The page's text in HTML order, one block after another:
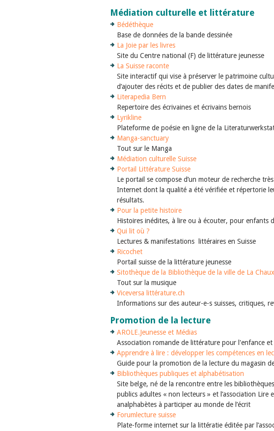
Médiation culturelle et littérature
Bédéthèque
Base de données de la bande dessinée
La Joie par les livres
Site du Centre national (F) de littérature jeunesse
La Suisse raconte
Site interactif qui vise à préserver le patrimoine
d’ajouter des récits et de publier des dates de
Literapedia Bern
Repertoire des écrivaines et écrivains bernois
Lyrikline
Plateforme de poésie en ligne de la
Manga-sanctuary
Tout sur le Manga
Médiation culturelle Suisse
Portail Littérature Suisse
Le portail se compose d’un moteur de recherche
Internet dont la qualité a été vérifiée et répertorie
résultats.
Pour la petite histoire
Histoires inédites, à lire ou à écouter, pour enfants
Qui lit où ?
Lectures & manifestations littéraires en Suisse
Ricochet
Portail suisse de la littérature jeunesse
Sitothèque de la Bibliothèque de la ville de La
Tout sur la musique
Viceversa littérature.ch
Informations sur des auteur-e-s suisses, critiques,
Promotion de la lecture
AROLE.Jeunesse et Médias
Association romande de littérature pour l'enfance et
Apprendre à lire : développer les compétences en
Guide pour la promotion de la lecture du magasin
Bibliothèques publiques et alphabétisation
Site belge, né de la rencontre entre les
publics adultes « non lecteurs » et l’association
analphabètes à participer au monde de l’écrit
Forumlecture suisse
Plate-forme internet sur la littératie éditée par